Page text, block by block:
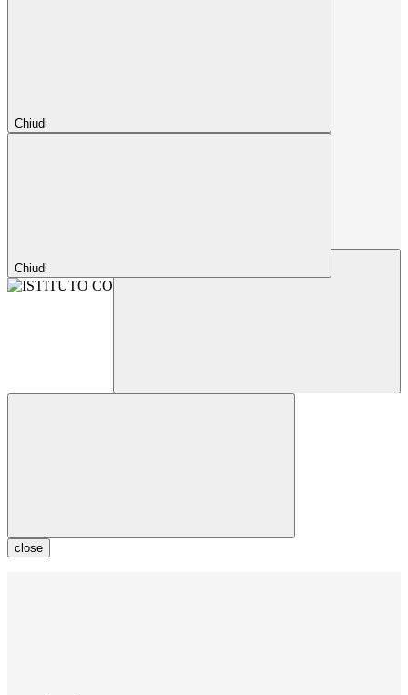
Chiudi
Chiudi
close